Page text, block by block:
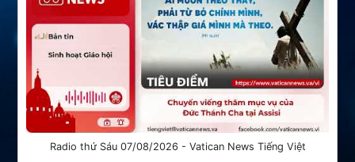
Radio thứ Sáu 07/08/2026 - Vatican News Tiếng Việt